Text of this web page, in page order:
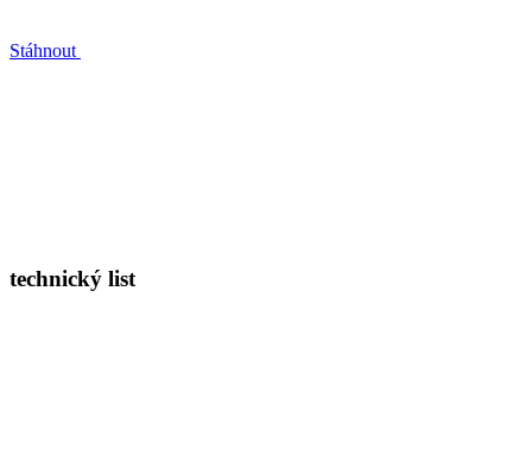
Stáhnout
technický list